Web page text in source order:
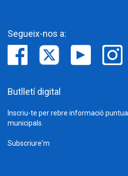
Segueix-nos a:
Butlletí digital
Inscriu-te per rebre informació
municipals.
Subscriure'm